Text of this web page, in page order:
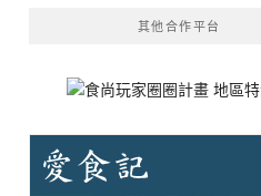
其他合作平台